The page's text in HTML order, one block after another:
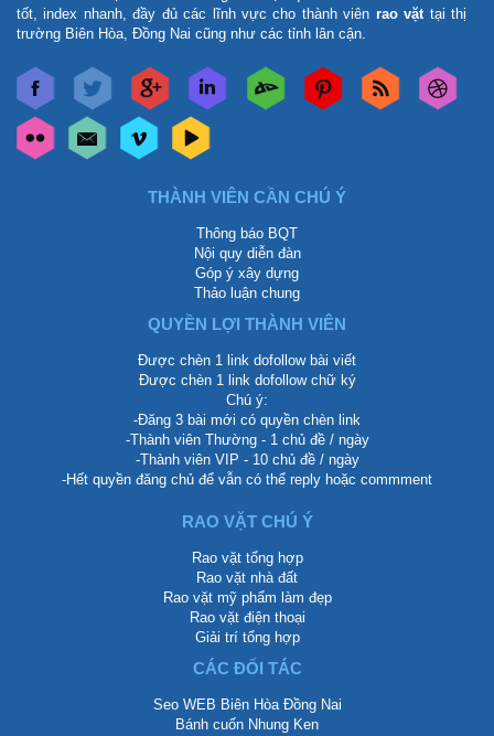
tốt, index nhanh, đầy đủ các lĩnh vực cho thành viên rao vặttại thị
trường Biên Hòa, Đồng Nai cũng như các tỉnh lân cận.
THÀNH VIÊN CẦN CHÚ Ý
Thông báo BQT
Nội quy diễn đàn
Góp ý xây dựng
Thảo luận chung
QUYỀN LỢI THÀNH VIÊN
Được chèn 1 link dofollow bài viết
Được chèn 1 link dofollow chữ ký
Chú ý:
-Đăng 3 bài mới có quyền chèn link
-Thành viên Thường - 1 chủ đề / ngày
-Thành viên VIP - 10 chủ đề / ngày
-Hết quyền đăng chủ để vẫn có thể reply hoặc commment
RAO VẶT CHÚ Ý
Rao vặt tổng hợp
Rao vặt nhà đất
Rao vặt mỹ phẩm làm đẹp
Rao vặt điện thoại
Giải trí tổng hợp
CÁC ĐỐI TÁC
Seo WEB Biên Hòa Đồng Nai
Bánh cuốn Nhung Ken